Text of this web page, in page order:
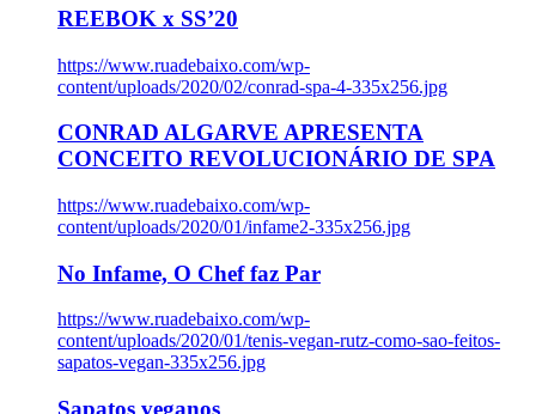
REEBOK x SS’20
https://www.ruadebaixo.com/wp-
content/uploads/2020/02/conrad-spa-4-335x256.jpg
CONRAD ALGARVE APRESENTA
CONCEITO REVOLUCIONÁRIO DE SPA
https://www.ruadebaixo.com/wp-
content/uploads/2020/01/infame2-335x256.jpg
No Infame, O Chef faz Par
https://www.ruadebaixo.com/wp-
content/uploads/2020/01/tenis-vegan-rutz-como-sao-feitos-
sapatos-vegan-335x256.jpg
Sapatos veganos